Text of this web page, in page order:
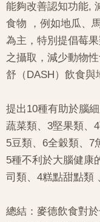
能夠改善認知功能,
食物 ，例如地瓜、
為主，特別提倡莓
之攝取，減少動物
舒（DASH）飲食與
提出10種有助於腦
蔬菜類、3堅果類、
5豆類、6全穀類、7
5種不利於大腦健康
司類、4糕點甜點類
總結：麥德飲食對